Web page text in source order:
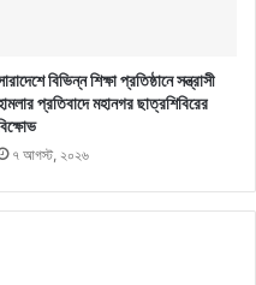
বিভিন্ন শিক্ষা প্রতিষ্ঠানে সন্ত্রাসী
প্রতিবাদে মহানগর ছাত্রশিবিরের
৭ আগস্ট, ২০২৬